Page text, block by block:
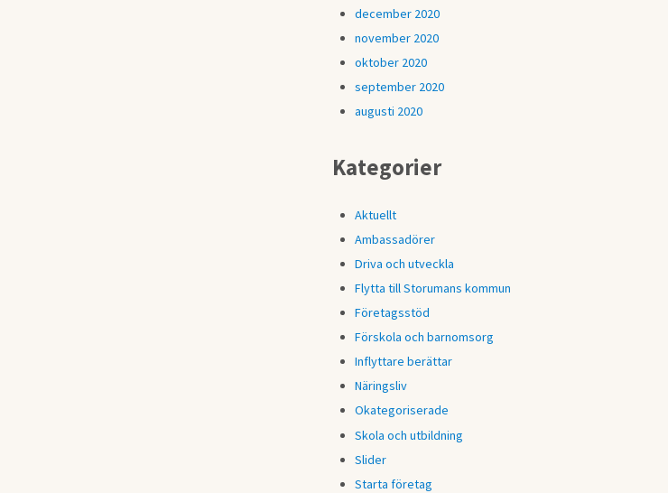
december 2020
november 2020
oktober 2020
september 2020
augusti 2020
Kategorier
Aktuellt
Ambassadörer
Driva och utveckla
Flytta till Storumans kommun
Företagsstöd
Förskola och barnomsorg
Inflyttare berättar
Näringsliv
Okategoriserade
Skola och utbildning
Slider
Starta företag